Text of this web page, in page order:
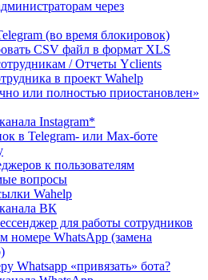
через
(во время блокировок)
CSV файл в формат XLS
/ Отчеты Yclients
в проект Wahelp
или полностью приостановлен»
Instagram*
в Telegram- или Max-боте
к пользователям
вопросы
Wahelp
ВК
для работы сотрудников
номере WhatsApp (замена
Whatsapp «привязать» бота?